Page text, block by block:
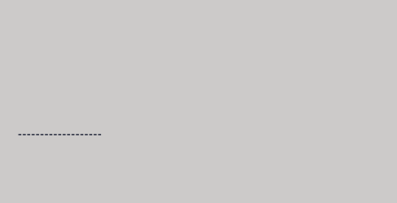
-------------------